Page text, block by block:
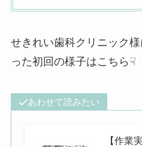
せきれい歯科クリニック
った初回の様子はこちら☟
あわせて読みたい
【作業